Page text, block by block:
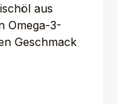
aus
Omega-3-
Geschmack